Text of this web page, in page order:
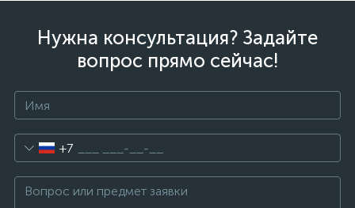
Нужна консультация? Задайте
вопрос прямо сейчас!
+7